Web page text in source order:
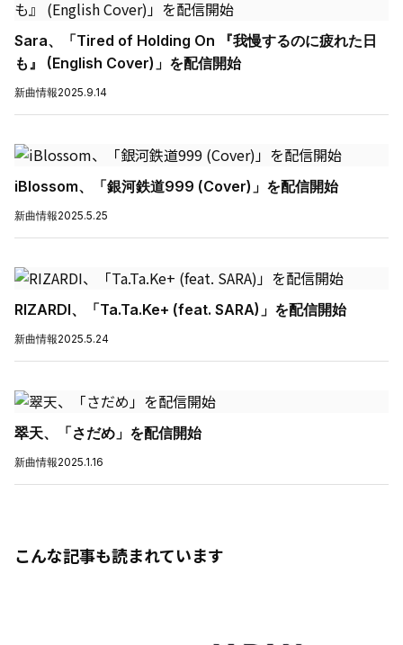
Sara、「Tired of Holding On 『我慢するのに疲れた日
も』 (English Cover)」を配信開始
新曲情報2025.9.14
iBlossom、「銀河鉄道999 (Cover)」を配信開始
新曲情報2025.5.25
RIZARDI、「Ta.Ta.Ke+ (feat. SARA)」を配信開始
新曲情報2025.5.24
翠天、「さだめ」を配信開始
新曲情報2025.1.16
こんな記事も読まれています